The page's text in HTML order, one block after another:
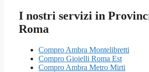
I nostri servizi in
Roma
Compro Ambra Montelibretti
Compro Gioielli Roma Est
Compro Ambra Metro Mirti